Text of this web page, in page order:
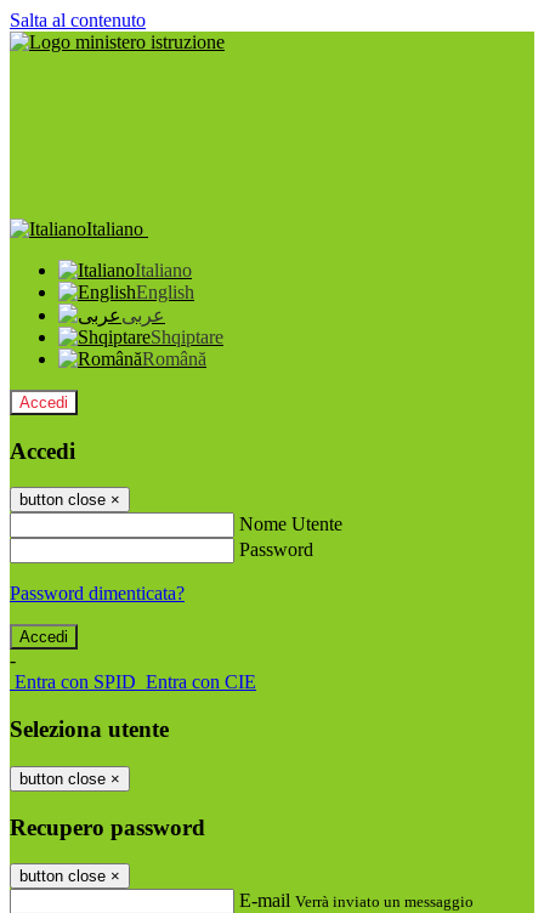
Salta al contenuto
Italiano
Italiano
English
عربى
Shqiptare
Română
Accedi
Accedi
button close ×
Nome Utente
Password
Password dimenticata?
-
Entra con SPID Entra con CIE
Seleziona utente
button close ×
Recupero password
button close ×
E-mail Verrà inviato un messaggio